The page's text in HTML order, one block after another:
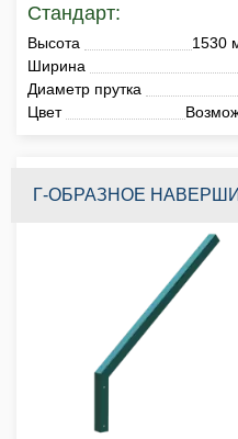
Стандарт:
Высота
1530
Ширина
Диаметр прутка
Цвет
Г-ОБРАЗНОЕ